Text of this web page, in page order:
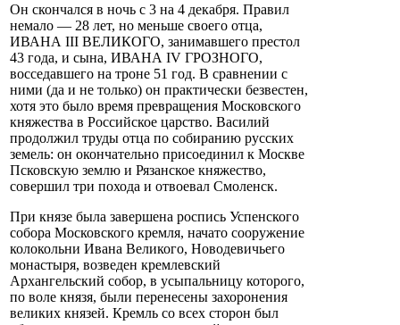
Он скончался в ночь с 3 на 4 декабря. Правил
немало — 28 лет, но меньше своего отца,
ИВАНА III ВЕЛИКОГО, занимавшего престол
43 года, и сына, ИВАНА IV ГРОЗНОГО,
восседавшего на троне 51 год. В сравнении с
ними (да и не только) он практически безвестен,
хотя это было время превращения Московского
княжества в Российское царство. Василий
продолжил труды отца по собиранию русских
земель: он окончательно присоединил к Москве
Псковскую землю и Рязанское княжество,
совершил три похода и отвоевал Смоленск.
При князе была завершена роспись Успенского
собора Московского кремля, начато сооружение
колокольни Ивана Великого, Новодевичьего
монастыря, возведен кремлевский
Архангельский собор, в усыпальницу которого,
по воле князя, были перенесены захоронения
великих князей. Кремль со всех сторон был